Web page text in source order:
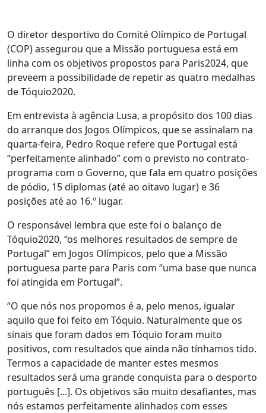
O diretor desportivo do Comité Olímpico de Portugal
(COP) assegurou que a Missão portuguesa está em
linha com os objetivos propostos para Paris2024, que
preveem a possibilidade de repetir as quatro medalhas
de Tóquio2020.
Em entrevista à agência Lusa, a propósito dos 100 dias
do arranque dos Jogos Olímpicos, que se assinalam na
quarta-feira, Pedro Roque refere que Portugal está
“perfeitamente alinhado” com o previsto no contrato-
programa com o Governo, que fala em quatro posições
de pódio, 15 diplomas (até ao oitavo lugar) e 36
posições até ao 16.º lugar.
O responsável lembra que este foi o balanço de
Tóquio2020, “os melhores resultados de sempre de
Portugal” em Jogos Olímpicos, pelo que a Missão
portuguesa parte para Paris com “uma base que nunca
foi atingida em Portugal”.
“O que nós nos propomos é a, pelo menos, igualar
aquilo que foi feito em Tóquio. Naturalmente que os
sinais que foram dados em Tóquio foram muito
positivos, com resultados que ainda não tínhamos tido.
Termos a capacidade de manter estes mesmos
resultados será uma grande conquista para o desporto
português [...]. Os objetivos são muito desafiantes, mas
nós estamos perfeitamente alinhados com esses